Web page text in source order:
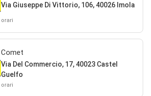
Via Giuseppe Di Vittorio, 106, 40026 Imola
orari
Comet
Via Del Commercio, 17, 40023 Castel
Guelfo
orari